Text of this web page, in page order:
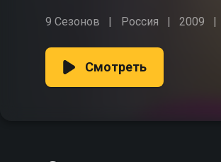
9 Сезонов Россия 2009
Смотреть